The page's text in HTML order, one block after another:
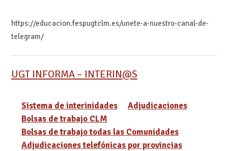
https://educacion.fespugtclm.es/unete-a-nuestro-canal-de-
telegram/
UGT INFORMA – INTERIN@S
Sistema de interinidades
Adjudicaciones
Bolsas de trabajo CLM
Bolsas de trabajo todas las Comunidades
Adjudicaciones telefónicas por provincias